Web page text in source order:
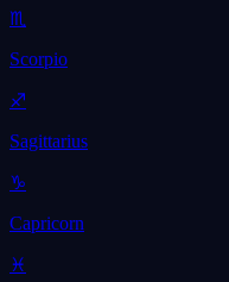
♏
Scorpio
♐
Sagittarius
♑
Capricorn
♓